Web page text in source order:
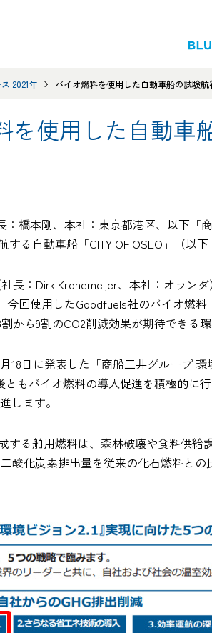
2021年 バイオ燃料を使用した自動車船の試験航
を使用した自動車
橋本剛、本社：東京都港区、以下「
する自動車船「CITY OF OSLO」（
長：Dirk Kronemeijer、本社：オラン
今回使用したGoodfuels社のバイオ燃
から9割のCO2削減効果が期待できる
18日に発表した「商船三井グループ
ともバイオ燃料の導入促進を積極的
します。
する舶用燃料は、森林破壊や食料供
酸化炭素排出量を従来の化石燃料との